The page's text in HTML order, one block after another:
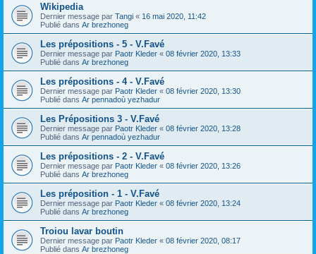
Wikipedia
Dernier message par Tangi « 16 mai 2020, 11:42
Publié dans Ar brezhoneg
Les prépositions - 5 - V.Favé
Dernier message par Paotr Kleder « 08 février 2020, 13:33
Publié dans Ar brezhoneg
Les prépositions - 4 - V.Favé
Dernier message par Paotr Kleder « 08 février 2020, 13:30
Publié dans Ar pennadoù yezhadur
Les Prépositions 3 - V.Favé
Dernier message par Paotr Kleder « 08 février 2020, 13:28
Publié dans Ar pennadoù yezhadur
Les prépositions - 2 - V.Favé
Dernier message par Paotr Kleder « 08 février 2020, 13:26
Publié dans Ar brezhoneg
Les préposition - 1 - V.Favé
Dernier message par Paotr Kleder « 08 février 2020, 13:24
Publié dans Ar brezhoneg
Troiou lavar boutin
Dernier message par Paotr Kleder « 08 février 2020, 08:17
Publié dans Ar brezhoneg